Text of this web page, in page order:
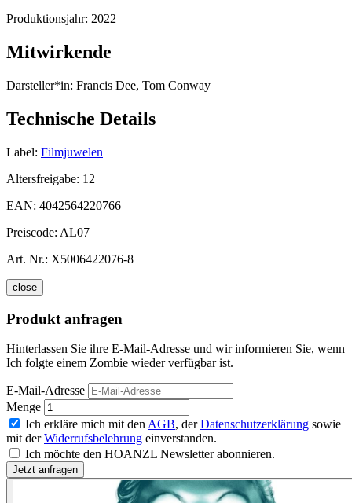
Produktionsjahr: 2022
Mitwirkende
Darsteller*in: Francis Dee, Tom Conway
Technische Details
Label: Filmjuwelen
Altersfreigabe: 12
EAN: 4042564220766
Preiscode: AL07
Art. Nr.: X5006422076-8
close
Produkt anfragen
Hinterlassen Sie ihre E-Mail-Adresse und wir informieren Sie, wenn
Ich folgte einem Zombie wieder verfügbar ist.
E-Mail-Adresse
Menge
Ich erkläre mich mit den AGB, derDatenschutzerklärung sowie
mit derWiderrufsbelehrung einverstanden.
Ich möchte den HOANZL Newsletter abonnieren.